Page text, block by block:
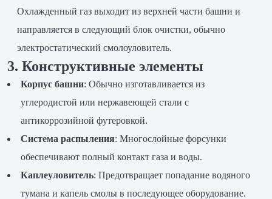
Охлажденный газ выходит из верхней части башни и
направляется в следующий блок очистки, обычно
электростатический смолоуловитель.
3. Конструктивные элементы
Корпус башни: Обычно изготавливается из
углеродистой или нержавеющей стали с
антикоррозийной футеровкой.
Система распыления: Многослойные форсунки
обеспечивают полный контакт газа и воды.
Каплеуловитель: Предотвращает попадание водяного
тумана и капель смолы в последующее оборудование.